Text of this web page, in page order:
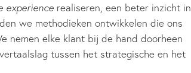
experience realiseren, een beter inzicht in
we methodieken ontwikkelen die ons
nemen elke klant bij de hand doorheen
tussen het strategische en het